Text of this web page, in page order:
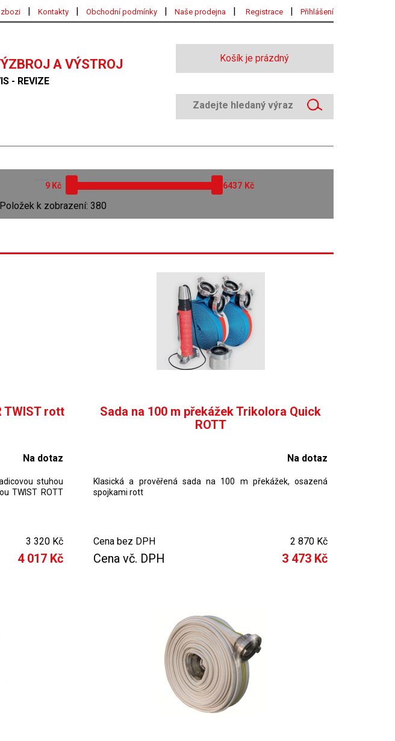
| Kontakty | Obchodní podmínky | Naše prodejna | Registrace | Přihlášení
A VÝSTROJ
- REVIZE
Košík je prázdný
Kč Kč
Položek k zobrazení: 380
TWIST rott
Na dotaz
stuhou
TWIST ROTT
3 320 Kč
4 017 Kč
Sada na 100 m překážek Trikolora Quick
ROTT
Na dotaz
Klasická a prověřená sada na 100 m překážek, osazená
spojkami rott
Cena bez DPH 2 870 Kč
Cena vč. DPH 3 473 Kč